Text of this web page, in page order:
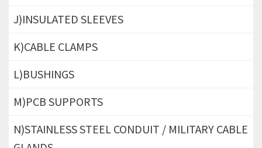
J)INSULATED SLEEVES
K)CABLE CLAMPS
L)BUSHINGS
M)PCB SUPPORTS
N)STAINLESS STEEL CONDUIT / MILITARY CABLE